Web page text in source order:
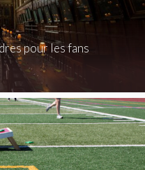
pour les fans